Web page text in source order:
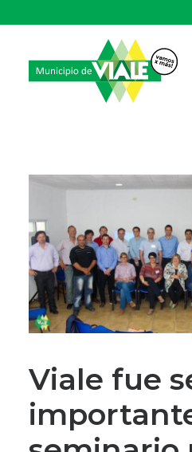
GOBIERNO
TRÁMITES Y SERVICIOS
CIUDAD
PARQUE INDUSTRIAL
RECAUDACIONES
Viale fue